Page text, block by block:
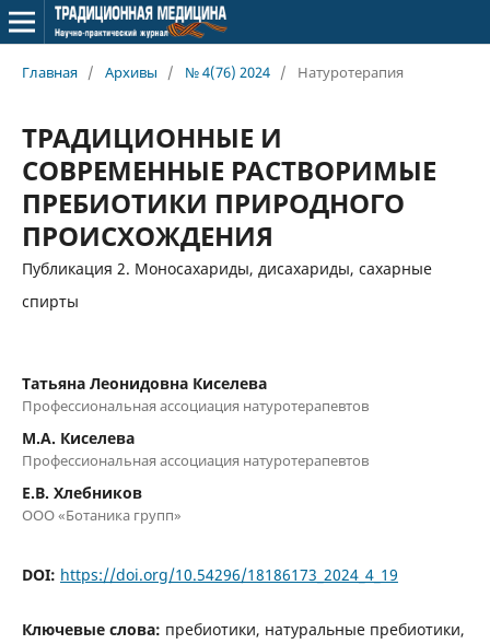
Главная / Архивы / № 4(76) 2024 / Натуротерапия
ТРАДИЦИОННЫЕ И
СОВРЕМЕННЫЕ РАСТВОРИМЫЕ
ПРЕБИОТИКИ ПРИРОДНОГО
ПРОИСХОЖДЕНИЯ
Публикация 2. Моносахариды, дисахариды, сахарные
спирты
Татьяна Леонидовна Киселева
Профессиональная ассоциация натуротерапевтов
М.А. Киселева
Профессиональная ассоциация натуротерапевтов
Е.В. Хлебников
ООО «Ботаника групп»
DOI: https://doi.org/10.54296/18186173_2024_4_19
Ключевые слова: пребиотики, натуральные пребиотики,